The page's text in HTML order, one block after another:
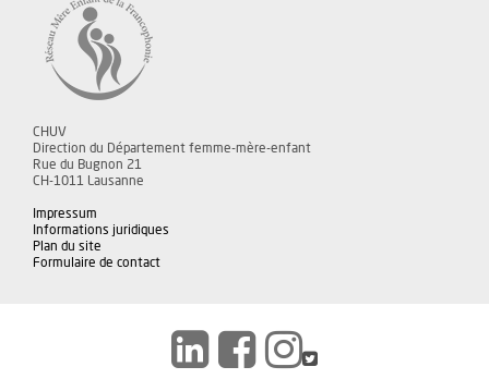
CHUV
Direction du Département femme-mère-enfant
Rue du Bugnon 21
CH-1011 Lausanne
Impressum
Informations juridiques
Plan du site
Formulaire de contact